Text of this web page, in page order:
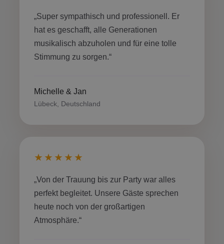
„Super sympathisch und professionell. Er
hat es geschafft, alle Generationen
musikalisch abzuholen und für eine tolle
Stimmung zu sorgen.“
Michelle & Jan
Lübeck, Deutschland
★★★★★
„Von der Trauung bis zur Party war alles
perfekt begleitet. Unsere Gäste sprechen
heute noch von der großartigen
Atmosphäre.“